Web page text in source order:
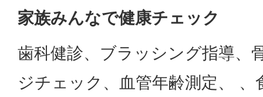
家族みんなで健康チェック
歯科健診、ブラッシング指導、
ジチェック、血管年齢測定、 、